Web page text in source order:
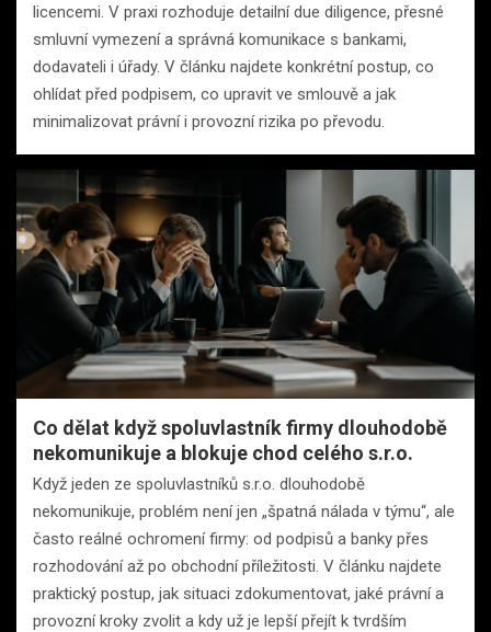
licencemi. V praxi rozhoduje detailní due diligence, přesné
smluvní vymezení a správná komunikace s bankami,
dodavateli i úřady. V článku najdete konkrétní postup, co
ohlídat před podpisem, co upravit ve smlouvě a jak
minimalizovat právní i provozní rizika po převodu.
Co dělat když spoluvlastník firmy dlouhodobě
nekomunikuje a blokuje chod celého s.r.o.
Když jeden ze spoluvlastníků s.r.o. dlouhodobě
nekomunikuje, problém není jen „špatná nálada v týmu“, ale
často reálné ochromení firmy: od podpisů a banky přes
rozhodování až po obchodní příležitosti. V článku najdete
praktický postup, jak situaci zdokumentovat, jaké právní a
provozní kroky zvolit a kdy už je lepší přejít k tvrdším